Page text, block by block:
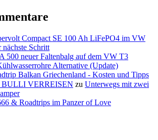
Compact SE 100 Ah LiFePO4 im VW
Schritt
500 neuer Faltenbalg auf dem VW T3
Alternative (Update)
Balkan Griechenland - Kosten und Tipps
BULLI VERREISEN zu Unterwegs mit zwei
& Roadtrips im Panzer of Love